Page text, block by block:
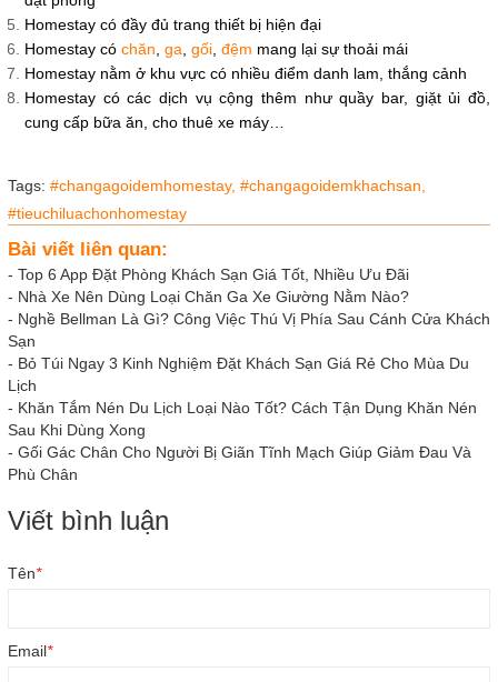
Homestay có đầy đủ trang thiết bị hiện đại
Homestay có chăn, ga, gối, đệm mang lại sự thoải mái
Homestay nằm ở khu vực có nhiều điểm danh lam, thắng cảnh
Homestay có các dịch vụ cộng thêm như quầy bar, giặt ủi đồ,
cung cấp bữa ăn, cho thuê xe máy…
Tags: #changagoidemhomestay, #changagoidemkhachsan,
#tieuchiluachonhomestay
Bài viết liên quan:
- Top 6 App Đặt Phòng Khách Sạn Giá Tốt, Nhiều Ưu Đãi
- Nhà Xe Nên Dùng Loại Chăn Ga Xe Giường Nằm Nào?
- Nghề Bellman Là Gì? Công Việc Thú Vị Phía Sau Cánh Cửa Khách
Sạn
- Bỏ Túi Ngay 3 Kinh Nghiệm Đặt Khách Sạn Giá Rẻ Cho Mùa Du
Lịch
- Khăn Tắm Nén Du Lịch Loại Nào Tốt? Cách Tận Dụng Khăn Nén
Sau Khi Dùng Xong
- Gối Gác Chân Cho Người Bị Giãn Tĩnh Mạch Giúp Giảm Đau Và
Phù Chân
Viết bình luận
Tên*
Email*